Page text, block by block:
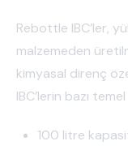
Rebottle IBC’ler,
malzemeden
kimyasal direnç
IBC’lerin bazı
100 litre